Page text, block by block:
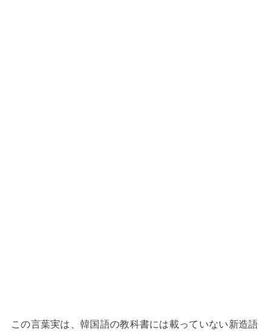
この言葉実は、韓国語の教科書には載っていない新造語